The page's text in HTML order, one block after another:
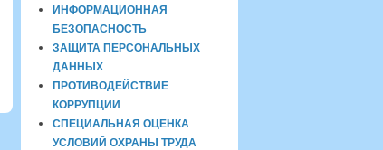
ИНФОРМАЦИОННАЯ
БЕЗОПАСНОСТЬ
ЗАЩИТА ПЕРСОНАЛЬНЫХ
ДАННЫХ
ПРОТИВОДЕЙСТВИЕ
КОРРУПЦИИ
СПЕЦИАЛЬНАЯ ОЦЕНКА
УСЛОВИЙ ОХРАНЫ ТРУДА